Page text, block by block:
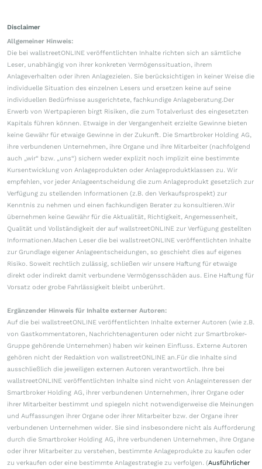
Disclaimer
Allgemeiner Hinweis:
Die bei wallstreetONLINE veröffentlichten Inhalte richten sich an sämtliche
Leser, unabhängig von ihrer konkreten Vermögenssituation, ihrem
Anlageverhalten oder ihren Anlagezielen. Sie berücksichtigen in keiner Weise die
individuelle Situation des einzelnen Lesers und ersetzen keine auf seine
individuellen Bedürfnisse ausgerichtete, fachkundige Anlageberatung.Der
Erwerb von Wertpapieren birgt Risiken, die zum Totalverlust des eingesetzten
Kapitals führen können. Etwaige in der Vergangenheit erzielte Gewinne bieten
keine Gewähr für etwaige Gewinne in der Zukunft. Die Smartbroker Holding AG,
ihre verbundenen Unternehmen, ihre Organe und ihre Mitarbeiter (nachfolgend
auch „wir“ bzw. „uns“) sichern weder explizit noch implizit eine bestimmte
Kursentwicklung von Anlageprodukten oder Anlageproduktklassen zu. Wir
empfehlen, vor jeder Anlageentscheidung die zum Anlageprodukt gesetzlich zur
Verfügung zu stellenden Informationen (z.B. den Verkaufsprospekt) zur
Kenntnis zu nehmen und einen fachkundigen Berater zu konsultieren.Wir
übernehmen keine Gewähr für die Aktualität, Richtigkeit, Angemessenheit,
Qualität und Vollständigkeit der auf wallstreetONLINE zur Verfügung gestellten
Informationen.Machen Leser die bei wallstreetONLINE veröffentlichten Inhalte
zur Grundlage eigener Anlageentscheidungen, so geschieht dies auf eigenes
Risiko. Soweit rechtlich zulässig, schließen wir unsere Haftung für etwaige
direkt oder indirekt damit verbundene Vermögensschäden aus. Eine Haftung für
Vorsatz oder grobe Fahrlässigkeit bleibt unberührt.
Ergänzender Hinweis für Inhalte externer Autoren:
Auf die bei wallstreetONLINE veröffentlichten Inhalte externer Autoren (wie z.B.
von Gastkommentatoren, Nachrichtenagenturen oder nicht zur Smartbroker-
Gruppe gehörende Unternehmen) haben wir keinen Einfluss. Externe Autoren
gehören nicht der Redaktion von wallstreetONLINE an.Für die Inhalte sind
ausschließlich die jeweiligen externen Autoren verantwortlich. Ihre bei
wallstreetONLINE veröffentlichten Inhalte sind nicht von Anlageinteressen der
Smartbroker Holding AG, ihrer verbundenen Unternehmen, ihrer Organe oder
ihrer Mitarbeiter bestimmt und spiegeln nicht notwendigerweise die Meinungen
und Auffassungen ihrer Organe oder ihrer Mitarbeiter bzw. der Organe ihrer
verbundenen Unternehmen wider. Sie sind insbesondere nicht als Aufforderung
durch die Smartbroker Holding AG, ihre verbundenen Unternehmen, ihre Organe
oder ihrer Mitarbeiter zu verstehen, bestimmte Anlageprodukte zu kaufen oder
zu verkaufen oder eine bestimmte Anlagestrategie zu verfolgen. (Ausführlicher